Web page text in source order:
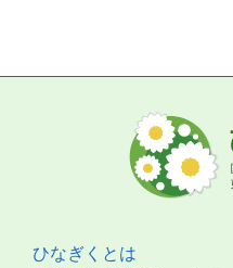
ひなぎくとは